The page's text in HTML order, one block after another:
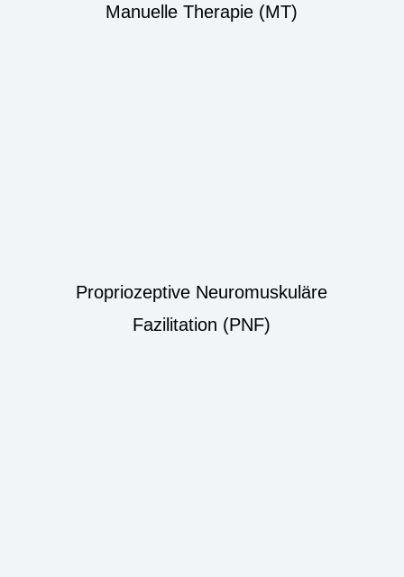
Manuelle Therapie (MT)
Propriozeptive Neuromuskuläre
Fazilitation (PNF)